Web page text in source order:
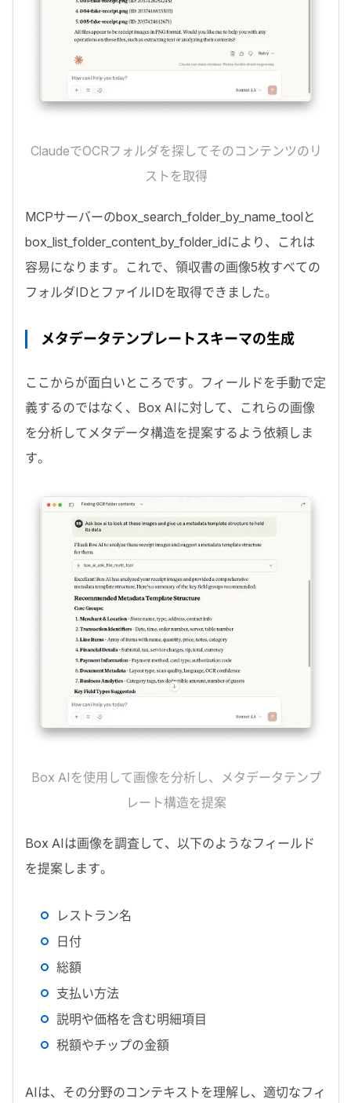
ClaudeでOCRフォルダを探してそのコンテンツのリ
ストを取得
MCPサーバーのbox_search_folder_by_name_tool と
box_list_folder_content_by_folder_idにより、これは
容易になります。これで、領収書の画像5枚すべての
フォルダID とファイルIDを取得できました。
メタデータテンプレートスキーマの生成
ここからが面白いところです。フィールドを手動で定
義するのではなく、 Box AI に対して、これらの画像
を分析してメタデータ構造を提案するよう依頼しま
す。
Box AI を使用して画像を分析し、メタデータテンプ
レート構造を提案
Box AI は画像を調査して、以下のようなフィールド
を提案します。
レストラン名
日付
総額
支払い方法
説明や価格を含む明細項目
税額やチップの金額
AI は、その分野のコンテキストを理解し、適切なフィ